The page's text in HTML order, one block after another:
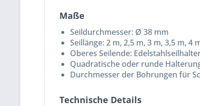
Maße
Seildurchmesser: Ø 38 mm
Seillänge: 2 m, 2,5 m, 3 m, 3,5 m, 4
Oberes Seilende:
Quadratische oder runde
Durchmesser der Bohrungen für
Technische Details